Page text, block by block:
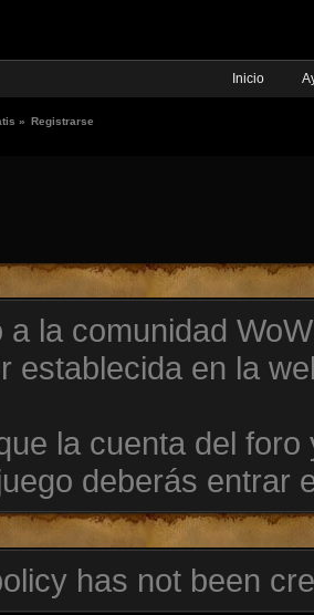
Inicio
» Registrarse
a la comunidad
establecida en la
la cuenta del
deberás entrar
has not been